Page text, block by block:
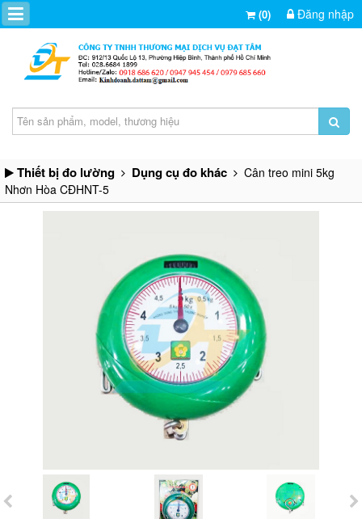
(0) Đăng nhập
Thiết bị đo lường Dụng cụ đo khác
Cân treo mini 5kg
Nhơn Hòa CĐHNT-5